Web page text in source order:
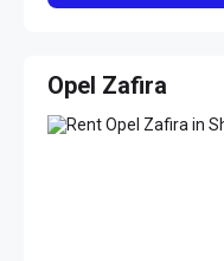
Opel Zafira